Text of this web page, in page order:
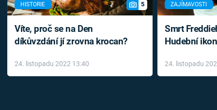
HISTORIE 5
Víte, proč se na Den
díkůvzdání jí zrovna krocan?
24. listopadu 2022 13:40
ZAJÍMAVOSTI
Smrt
Hudební
léky
24. listopadu